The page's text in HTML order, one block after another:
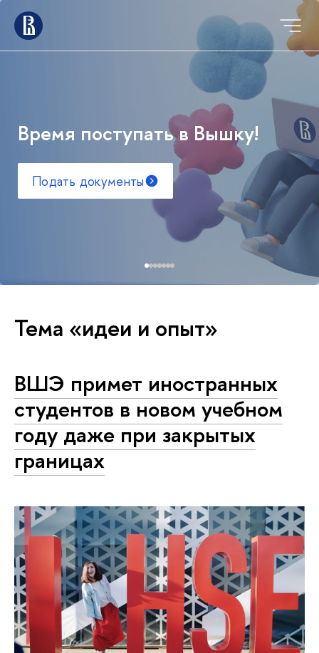
Время поступать в Вышку!
Подать документы
Тема «идеи и опыт»
ВШЭ примет иностранных
студентов в новом учебном
году даже при закрытых
границах